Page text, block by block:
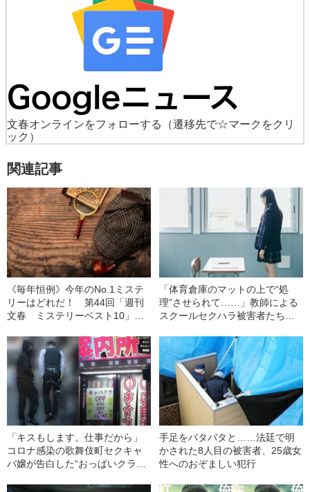
文春オンラインをフォローする
（遷移先で☆マークをクリ
ック）
関連記事
《毎年恒例》今年のNo.1ミステ
リーはどれだ！ 第44回「週刊
文春 ミステリーベスト10」発
「体育倉庫のマットの上で“処
理”させられて……」教師による
スクールセクハラ被害者たちが
「キスもします。仕事だから」
コロナ感染の歌舞伎町セクキャ
バ嬢が告白した“おっぱいクラス
手足をバタバタと……法廷で明
かされた8人目の被害者、25歳女
性へのおぞましい犯行